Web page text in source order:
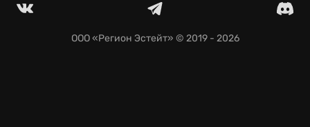
ООО «Регион Эстейт» © 2019 - 2026